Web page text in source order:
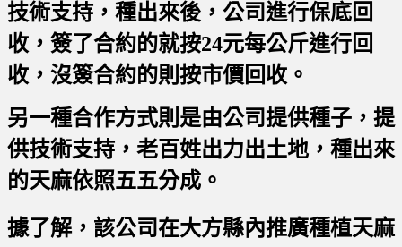
技術支持，種出來後，公司進行保底回
收，簽了合約的就按24元每公斤進行回
收，沒簽合約的則按市價回收。
另一種合作方式則是由公司提供種子，提
供技術支持，老百姓出力出土地，種出來
的天麻依照五五分成。
據了解，該公司在大方縣內推廣種植天麻